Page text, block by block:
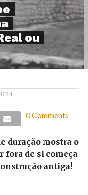
ou
0 Comments
duração mostra o
fora de si começa
antiga!